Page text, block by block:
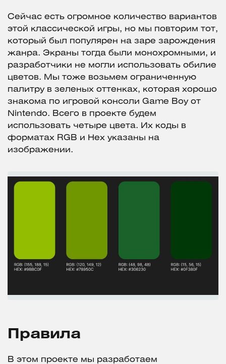
Сейчас есть огромное количество вариантов
этой классической игры, но мы повторим тот,
который был популярен на заре зарождения
жанра. Экраны тогда были монохромными, и
разработчики не могли использовать обилие
цветов. Мы тоже возьмем ограниченную
палитру в зеленых оттенках, которая хорошо
знакома по игровой консоли Game Boy от
Nintendo. Всего в проекте будем
использовать четыре цвета. Их коды в
форматах RGB и Hex указаны на
изображении.
Правила
В этом проекте мы разработаем